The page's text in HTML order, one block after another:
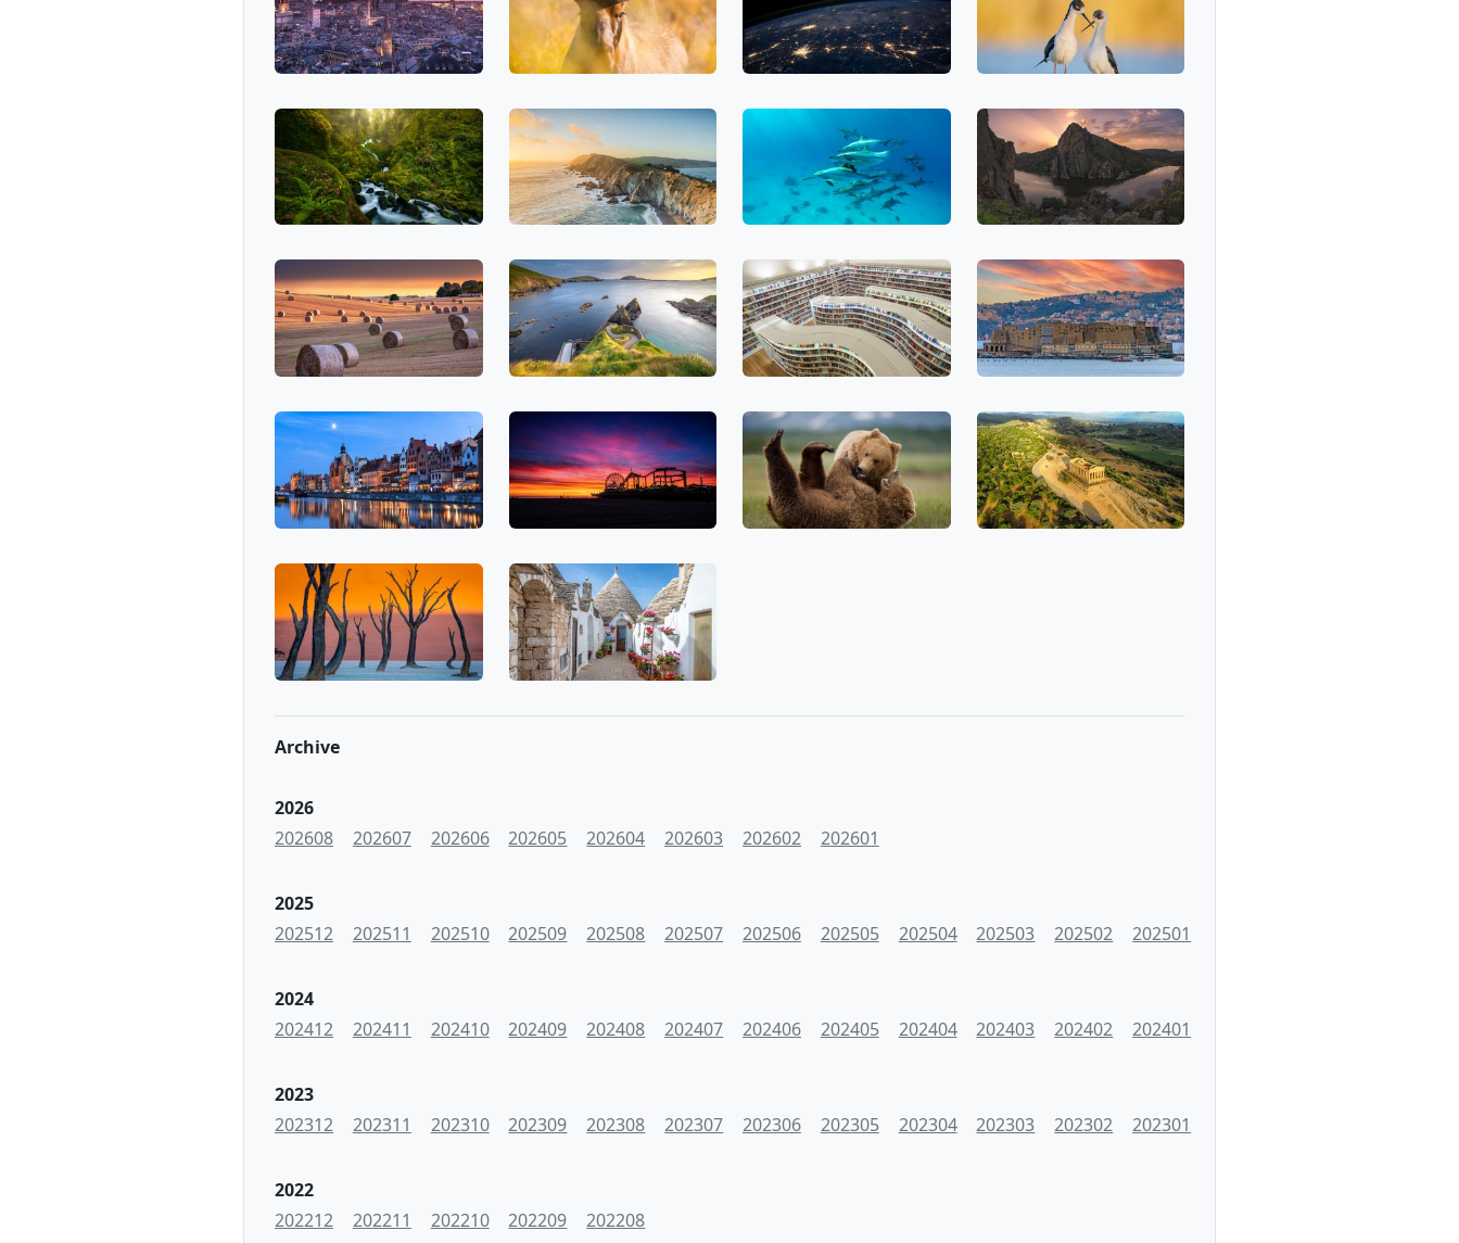
Archive
2026
202608
202607 202606 202605 202604 202603 202602 202601
2025
202512
202511 202510 202509 202508 202507 202506 202505 202504 202503 202502 202501
2024
202412
202411 202410 202409 202408 202407 202406 202405 202404 202403 202402 202401
2023
202312
202311 202310 202309 202308 202307 202306 202305 202304 202303 202302 202301
2022
202212
202211 202210 202209 202208